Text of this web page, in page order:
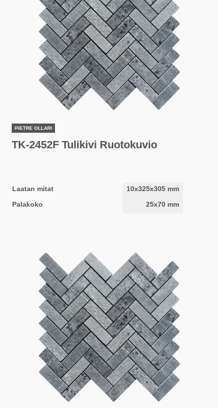
PIETRE OLLARI
TK-2452F Tulikivi Ruotokuvio
Laatan mitat
10x325x305 mm
Palakoko
25x70 mm